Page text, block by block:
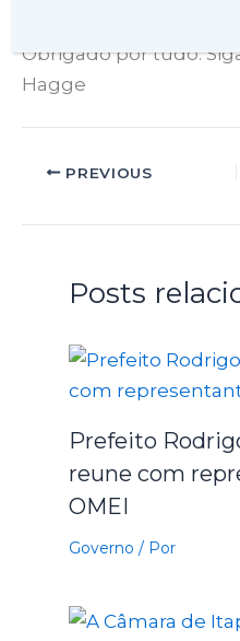
Obrigado por tudo.
Hagge
PREVIOUS
Posts
Prefeito
reune com
OMEI
Governo / Por